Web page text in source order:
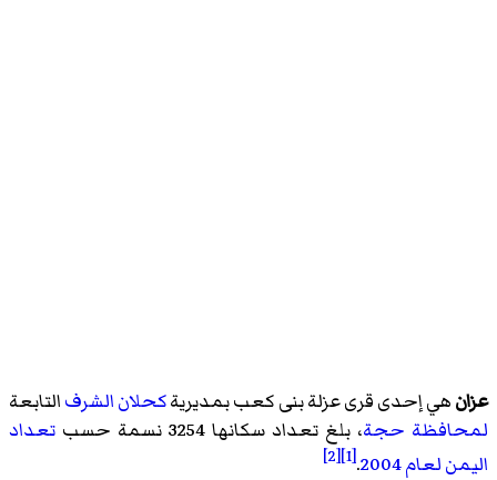
عزانهي إحدى قرىعزلة بنى كعببمديريةكحلان الشرفالتابعة
لمحافظة حجة، بلغ تعداد سكانها 3254 نسمة حسب
تعداد
اليمن لعام 2004
.
[1]
[2]